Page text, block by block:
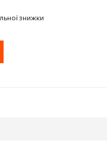
знижки